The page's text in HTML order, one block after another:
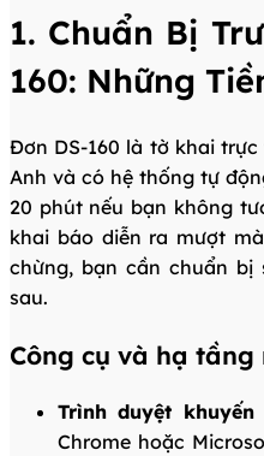
1. Chuẩn Bị
160: Những
Đơn DS-160 là tờ khai
Anh và có hệ thống tự
20 phút nếu bạn không
khai báo diễn ra mượt
chừng, bạn cần chuẩn
sau.
Công cụ và hạ tầng
Trình duyệt khuyến
Chrome hoặc